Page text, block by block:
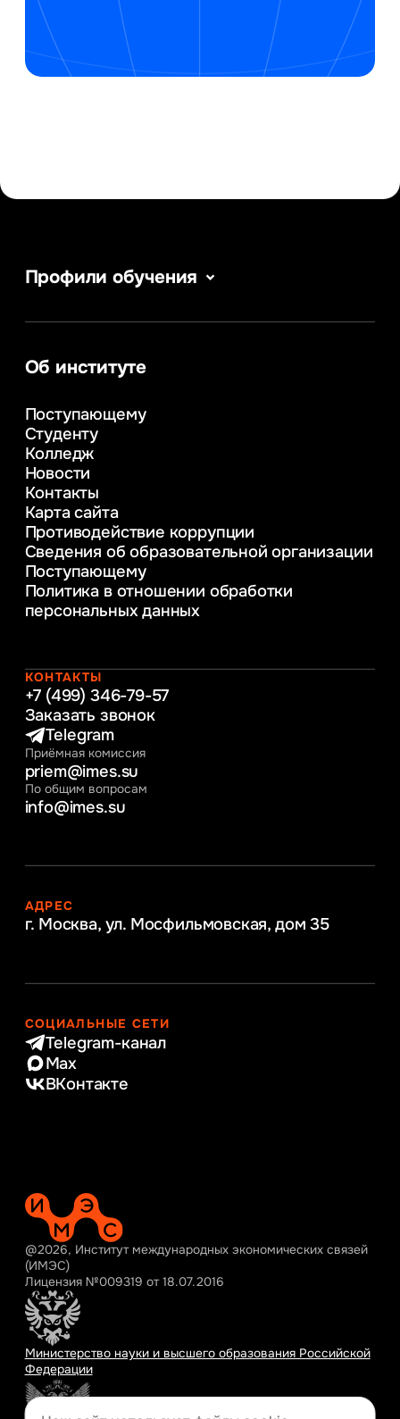
Профили обучения
Информатика
аналитика
Управление в сфере коммерческой
Психолого-педагогическое
консультирование и медиация
в образовании
Веб-дизайн
Управление инновационным развитием
предприятия
Уголовное право
Информационные технологии в бизнесе
Информационное и программное
обеспечение бизнес процессов
Управление человеческими ресурсами
Интернет-маркетинг
Об институте
Поступающему
Студенту
Колледж
Новости
Контакты
Карта сайта
Противодействие коррупции
Сведения об образовательной организации
Поступающему
Политика в отношении обработки
персональных данных
КОНТАКТЫ
+7 (499) 346-79-57
Заказать звонок
Telegram
Приёмная комиссия
priem@imes.su
По общим вопросам
info@imes.su
АДРЕС
г. Москва, ул. Мосфильмовская, дом 35
СОЦИАЛЬНЫЕ СЕТИ
Telegram-канал
Max
ВКонтакте
@2026, Институт международных экономических связей
(ИМЭС)
Лицензия №009319 от 18.07.2016
Министерство науки и высшего образования Российской
Федерации